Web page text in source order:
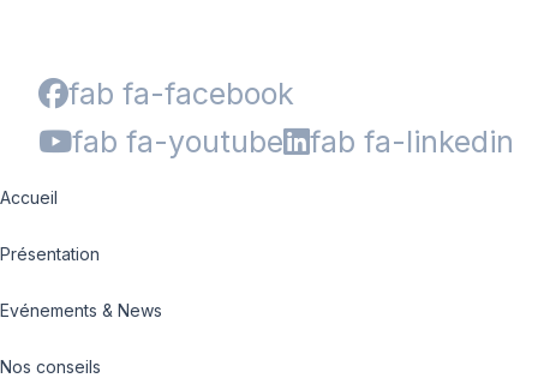
fab fa-facebook
fab fa-youtube
fab fa-linkedin
Accueil
Présentation
Evénements & News
Nos conseils